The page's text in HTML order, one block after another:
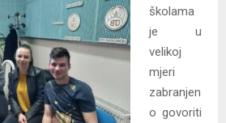
školama
je u
velikoj
mjeri
zabranjen
o govoriti